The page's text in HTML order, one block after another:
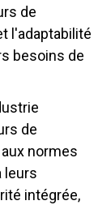
de
l'adaptabilité
besoins de
de
normes
leurs
intégrée,